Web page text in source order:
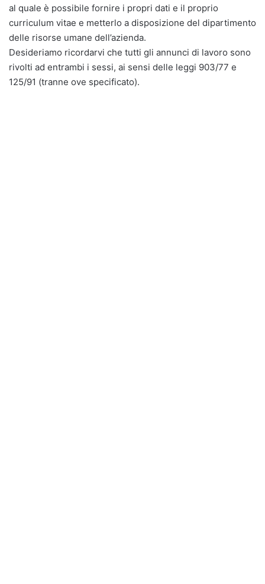
al quale è possibile fornire i propri dati e il proprio
curriculum vitae e metterlo a disposizione del dipartimento
delle risorse umane dell’azienda.
Desideriamo ricordarvi che tutti gli annunci di lavoro sono
rivolti ad entrambi i sessi, ai sensi delle leggi 903/77 e
125/91 (tranne ove specificato).